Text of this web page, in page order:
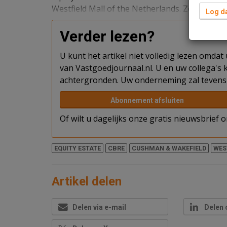
Westfield Mall of the Netherlands. Ze hebben
Verder lezen?
U kunt het artikel niet volledig lezen
van Vastgoedjournaal.nl. U en uw
achtergronden. Uw onderneming zal
Abonnement afsluiten
Of wilt u dagelijks onze gratis nieuwsbrief
EQUITY ESTATE CBRE CUSHMAN & WAKEFIELD
Artikel delen
Delen via e-mail Delen
Log